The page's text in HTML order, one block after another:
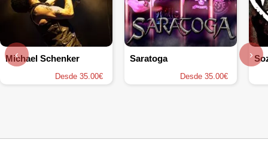
Michael Schenker
Desde 35.00€
Saratoga
Desde 35.00€
‹ ›